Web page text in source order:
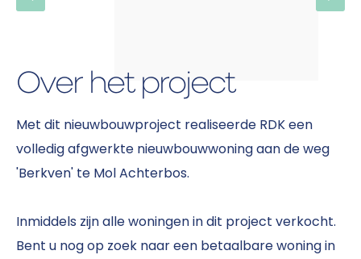
Over het project
Met dit nieuwbouwproject realiseerde RDK een
volledig afgwerkte nieuwbouwwoning aan de weg
'Berkven' te Mol Achterbos.
Inmiddels zijn alle woningen in dit project verkocht.
Bent u nog op zoek naar een betaalbare woning in